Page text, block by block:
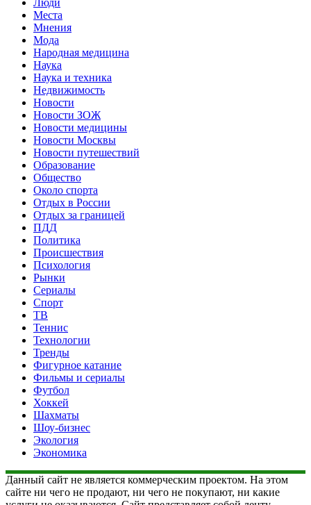
Места
Мнения
Мода
Народная медицина
Наука
Наука и техника
Недвижимость
Новости
Новости ЗОЖ
Новости медицины
Новости Москвы
Новости путешествий
Образование
Общество
Около спорта
Отдых в России
Отдых за границей
ПДД
Политика
Происшествия
Психология
Рынки
Сериалы
Спорт
ТВ
Теннис
Технологии
Тренды
Фигурное катание
Фильмы и сериалы
Футбол
Хоккей
Шахматы
Шоу-бизнес
Экология
Экономика
Данный сайт не является коммерческим проектом. На этом
сайте ни чего не продают, ни чего не покупают, ни какие